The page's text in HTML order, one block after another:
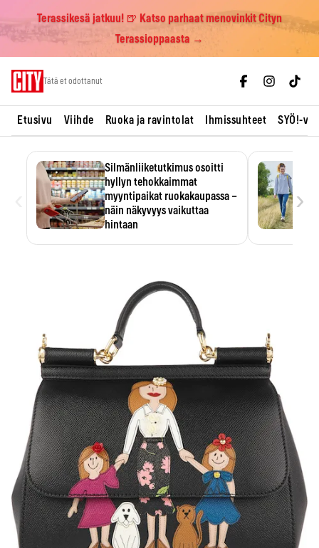
Terassikesä jatkuu! 🍺 Katso parhaat menovinkit Cityn
Terassioppaasta →
Tätä et odottanut
Etusivu Viihde Ruoka ja ravintolat Ihmissuhteet SYÖ!-
Silmänliiketutkimus osoitti
hyllyn tehokkaimmat
myyntipaikat ruokakaupassa –
näin näkyvyys vaikuttaa
hintaan
›